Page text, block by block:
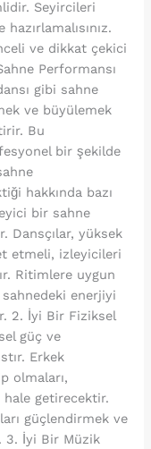
Seyircileri
ve dikkat çekici
Performansı
gibi sahne
ve büyülemek
Bu
bir şekilde
hakkında bazı
bir sahne
Dansçılar, yüksek
etmeli, izleyicileri
Ritimlere uygun
enerjiyi
2. İyi Bir Fiziksel
güç ve
Erkek
olmaları,
getirecektir.
güçlendirmek ve
3. İyi Bir Müzik